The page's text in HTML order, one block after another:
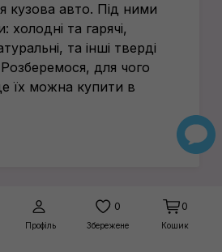
кузова авто. Під ними
холодні та гарячі,
та інші тверді
Розберемося, для чого
їх можна купити в
навіть дуже
які видаляють
недоліки і
Профіль
0
Збережене
0
Кошик